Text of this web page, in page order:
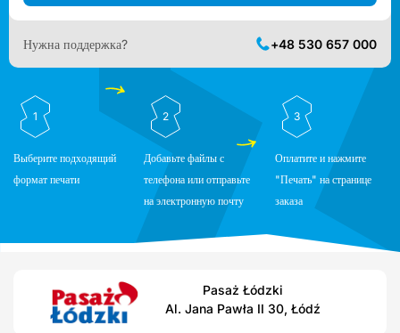
Нужна поддержка? +48 530 657 000
1
Выберите подходящий
формат печати
2
Добавьте файлы с
телефона или отправьте
на электронную почту
3
Оплатите и нажмите
"Печать" на странице
заказа
Pasaż Łódzki
Al. Ja­na Paw­ła II 30, Łódź